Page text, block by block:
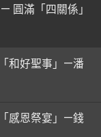
圓滿「四關係」
和好聖事」—潘
感恩祭宴」—錢